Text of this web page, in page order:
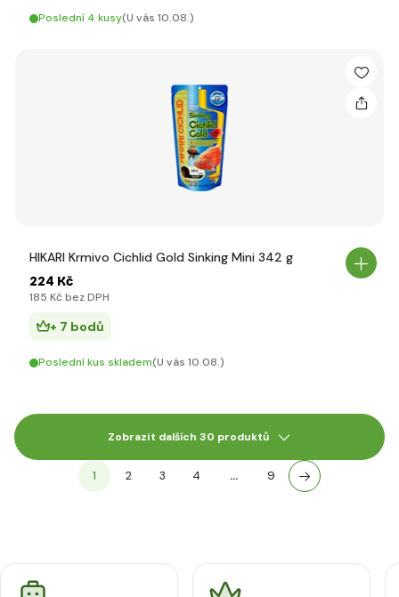
Poslední 4 kusy(U vás 10.08.)
HIKARI Krmivo Cichlid Gold Sinking Mini 342 g
224 Kč
185 Kč bez DPH
+ 7 bodů
Poslední kus skladem(U vás 10.08.)
Zobrazit dalších 30 produktů
1 2 3 4 … 9